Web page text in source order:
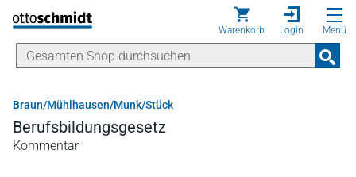
Direkt zum Inhalt
Warenkorb Login Menü
Braun/Mühlhausen/Munk/Stück
Berufsbildungsgesetz
Kommentar